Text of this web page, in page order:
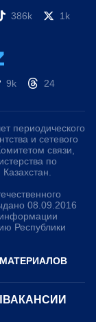
386k
1k
9k 24
периодического
и сетевого
связи,
по
08.09.2016
Республики
ВАКАНСИИ